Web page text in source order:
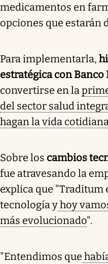
medicamentos en
opciones que estarán
Para implementarla,
estratégica con Banco
convertirse en la
del sector salud
hagan la vida
Sobre los cambios
fue atravesando la
explica que "Traditum
tecnología yhoy
más evolucionado".
"Entendimos que